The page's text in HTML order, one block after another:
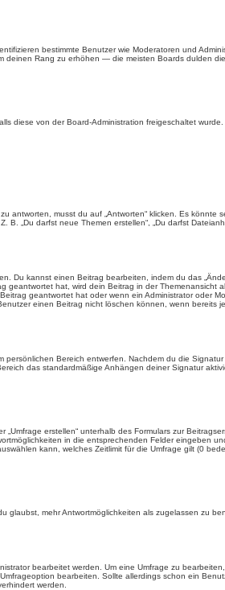
bestimmte Benutzer wie Moderatoren und
Rang zu erhöhen — die meisten Boards dulden
diese von der Board-Administration freigeschaltet
antworten, musst du auf „Antworten“ klicken. Es
„Du darfst neue Themen erstellen“, „Du darfst
Du kannst einen Beitrag bearbeiten, indem du das
hat, wird dein Beitrag in der Themenansicht
geantwortet hat oder wenn ein Administrator oder
einen Beitrag nicht löschen können, wenn bereits
Bereich entwerfen. Nachdem du die
das standardmäßige Anhängen deiner Signatur
erstellen“ unterhalb des Formulars zur
in die entsprechenden Felder eingeben
kann, welches Zeitlimit für die Umfrage gilt (0
glaubst, mehr Antwortmöglichkeiten als zugelassen zu
bearbeitet werden. Um eine Umfrage zu
bearbeiten. Sollte allerdings schon ein
werden.